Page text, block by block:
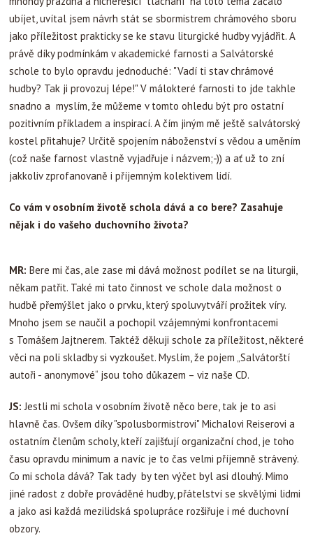
ubíjet, uvítal jsem návrh stát se sbormistrem chrámového sboru
jako příležitost prakticky se ke stavu liturgické hudby vyjádřit. A
právě díky podmínkám v akademické farnosti a Salvátorské
schole to bylo opravdu jednoduché: "Vadí ti stav chrámové
hudby? Tak ji provozuj lépe!" V málokteré farnosti to jde takhle
snadno a myslím, že můžeme v tomto ohledu být pro ostatní
pozitivním příkladem a inspirací. A čím jiným mě ještě salvátorský
kostel přitahuje? Určitě spojením náboženství s vědou a uměním
(což naše farnost vlastně vyjadřuje i názvem;-)) a ať už to zní
jakkoliv zprofanovaně i příjemným kolektivem lidí.
Co vám v osobním životě schola dává a co bere? Zasahuje
nějak i do vašeho duchovního života?
MR: Bere mi čas, ale zase mi dává možnost podílet se na liturgii,
někam patřit. Také mi tato činnost ve schole dala možnost o
hudbě přemýšlet jako o prvku, který spoluvytváří prožitek víry.
Mnoho jsem se naučil a pochopil vzájemnými konfrontacemi
s Tomášem Jajtnerem. Taktéž děkuji schole za příležitost, některé
věci na poli skladby si vyzkoušet. Myslím, že pojem „Salvátorští
autoři - anonymové“ jsou toho důkazem – viz naše CD.
JS: Jestli mi schola v osobním životě něco bere, tak je to asi
hlavně čas. Ovšem díky "spolusbormistrovi" Michalovi Reiserovi a
ostatním členům scholy, kteří zajišťují organizační chod, je toho
času opravdu minimum a navíc je to čas velmi příjemně strávený.
Co mi schola dává? Tak tady by ten výčet byl asi dlouhý. Mimo
jiné radost z dobře prováděné hudby, přátelství se skvělými lidmi
a jako asi každá mezilidská spolupráce rozšiřuje i mé duchovní
obzory.